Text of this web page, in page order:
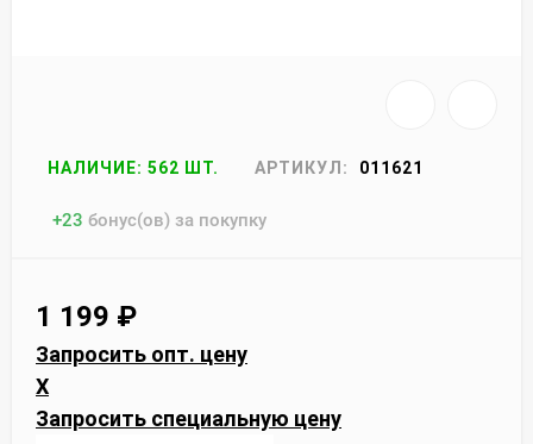
НАЛИЧИЕ: 562 ШТ. АРТИКУЛ: 011621
+23 бонус(ов) за покупку
1 199 ₽
Запросить опт. цену
X
Запросить специальную цену